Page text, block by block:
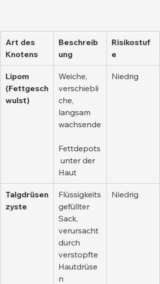
Art des
Knotens
Beschreib
ung
Risikostuf
e
Lipom
(Fettgesch
wulst)
Weiche,
verschiebli
che,
langsam
wachsende
Fettdepots
unter der
Haut
Niedrig
Talgdrüsen
zyste
Flüssigkeits
gefüllter
Sack,
verursacht
durch
verstopfte
Hautdrüse
n
Niedrig